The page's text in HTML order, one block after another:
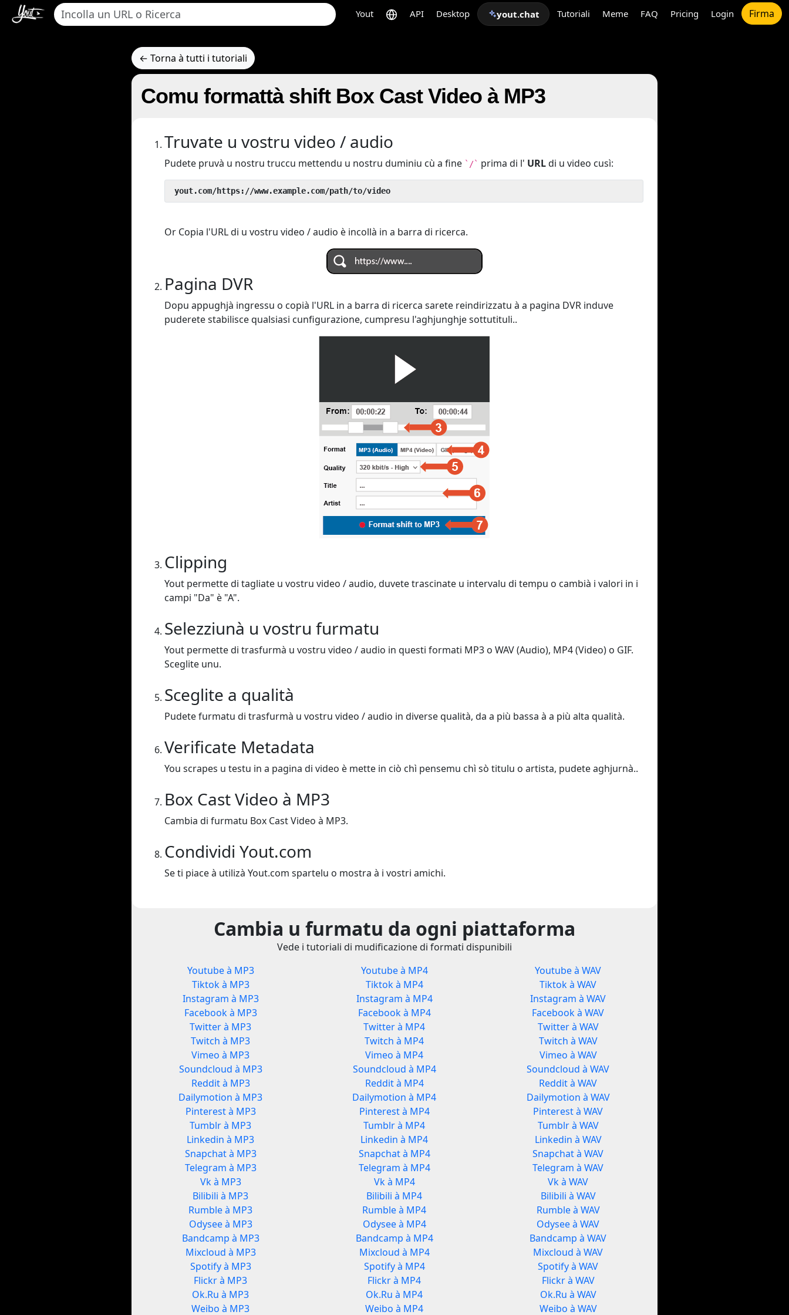
Yout API Desktop yout.chat Tutoriali Meme FAQ Pricing Login Firma
← Torna à tutti i tutoriali
Comu formattà shift Box Cast Video à MP3
Truvate u vostru video / audio
Pudete pruvà u nostru truccu mettendu u nostru duminiu cù a fine `/` prima di l' URLdi u video cusì:
yout.com/https://www.example.com/path/to/video
Or Copia l'URL di u vostru video / audio è incollà in a barra di ricerca.
Pagina DVR
Dopu appughjà ingressu o copià l'URL in a barra di ricerca sarete reindirizzatu à a pagina DVR induve
puderete stabilisce qualsiasi cunfigurazione, cumpresu l'aghjunghje sottutituli..
Clipping
Yout permette di tagliate u vostru video / audio, duvete trascinate u intervalu di tempu o cambià i valori in i
campi "Da" è "A".
Selezziunà u vostru furmatu
Yout permette di trasfurmà u vostru video / audio in questi formati MP3 o WAV (Audio), MP4 (Video) o GIF.
Sceglite unu.
Sceglite a qualità
Pudete furmatu di trasfurmà u vostru video / audio in diverse qualità, da a più bassa à a più alta qualità.
Verificate Metadata
You scrapes u testu in a pagina di video è mette in ciò chì pensemu chì sò titulu o artista, pudete aghjurnà..
Box Cast Video à MP3
Cambia di furmatu Box Cast Video à MP3.
Condividi Yout.com
Se ti piace à utilizà Yout.com spartelu o mostra à i vostri amichi.
Cambia u furmatu da ogni piattaforma
Vede i tutoriali di mudificazione di formati dispunibili
Youtube à MP3
Tiktok à MP3
Instagram à MP3
Facebook à MP3
Twitter à MP3
Twitch à MP3
Vimeo à MP3
Soundcloud à MP3
Reddit à MP3
Dailymotion à MP3
Pinterest à MP3
Tumblr à MP3
Linkedin à MP3
Snapchat à MP3
Telegram à MP3
Vk à MP3
Bilibili à MP3
Rumble à MP3
Odysee à MP3
Bandcamp à MP3
Mixcloud à MP3
Spotify à MP3
Flickr à MP3
Ok.Ru à MP3
Weibo à MP3
Youtube à MP4
Tiktok à MP4
Instagram à MP4
Facebook à MP4
Twitter à MP4
Twitch à MP4
Vimeo à MP4
Soundcloud à MP4
Reddit à MP4
Dailymotion à MP4
Pinterest à MP4
Tumblr à MP4
Linkedin à MP4
Snapchat à MP4
Telegram à MP4
Vk à MP4
Bilibili à MP4
Rumble à MP4
Odysee à MP4
Bandcamp à MP4
Mixcloud à MP4
Spotify à MP4
Flickr à MP4
Ok.Ru à MP4
Weibo à MP4
Youtube à WAV
Tiktok à WAV
Instagram à WAV
Facebook à WAV
Twitter à WAV
Twitch à WAV
Vimeo à WAV
Soundcloud à WAV
Reddit à WAV
Dailymotion à WAV
Pinterest à WAV
Tumblr à WAV
Linkedin à WAV
Snapchat à WAV
Telegram à WAV
Vk à WAV
Bilibili à WAV
Rumble à WAV
Odysee à WAV
Bandcamp à WAV
Mixcloud à WAV
Spotify à WAV
Flickr à WAV
Ok.Ru à WAV
Weibo à WAV